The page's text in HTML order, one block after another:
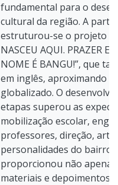
fundamental para o
cultural da região. A
estruturou-se o projeto
NASCEU AQUI. PRAZER
NOME É BANGU!”, que
em inglês, aproximando
globalizado. O
etapas superou as
mobilização escolar,
professores, direção,
personalidades do bairro.
proporcionou não
materiais e depoimentos,